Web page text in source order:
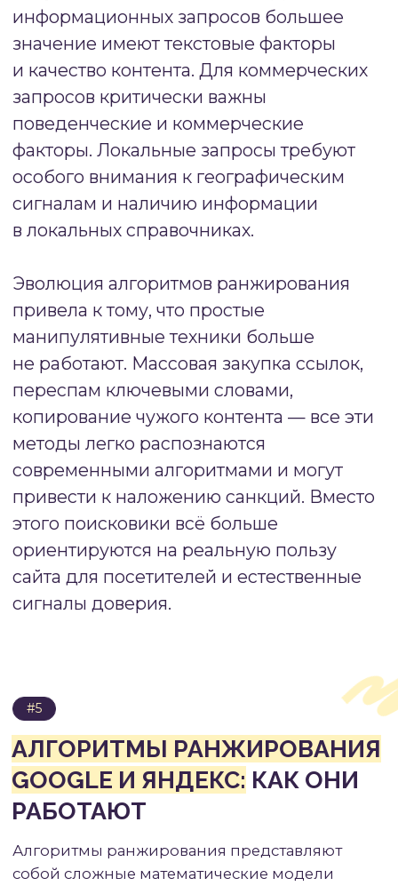
ранжирования, определяющих успех сайта
в поисковой выдаче. Поисковые системы
стремятся показывать страницы, которые
пользователя, предоставляют достоверную
информацию и решают конкретную
проблему посетителя. При этом современные
алгоритмы оценивают не только наличие
ключевых слов, но и глубину проработки
темы, экспертность подачи материала,
актуальность данных.
Уникальность и оригинальность
оригинальности подачи информации.
Даже если тема широко освещена
в интернете, ваш контент должен
предлагать новый угол зрения,
дополнительные данные, экспертное
мнение или практические кейсы.
—
первичный критерий оценки. Страница
должна соответствовать намерению
пользователя, вводящего конкретный
запрос. Информационный запрос
с подробным объяснением темы.
Транзакционный запрос ожидает
с возможностью покупки.
Навигационный запрос должен
раздел или бренд.
Полнота раскрытия темы —